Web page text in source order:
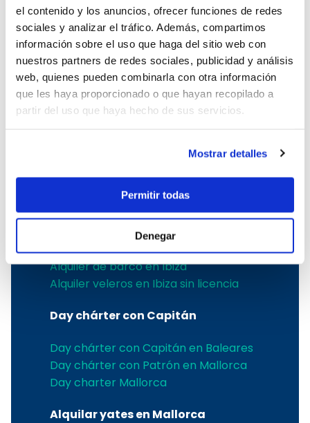
el contenido y los anuncios, ofrecer funciones de redes
sociales y analizar el tráfico. Además, compartimos
información sobre el uso que haga del sitio web con
nuestros partners de redes sociales, publicidad y análisis
web, quienes pueden combinarla con otra información
que les haya proporcionado o que hayan recopilado a
partir del uso que haya hecho de sus servicios.
Mostrar detalles
Permitir todas
Denegar
Alquiler de goletas en Croacia
Alquiler de goletas en Grecia
Alquiler de goletas en Italia
Alquilar barcos en Ibiza
Alquiler de yates en Ibiza
Alquiler de barcos en Ibiza
Alquiler de catamaranes en Ibiza
Ibiza barco alquiler
Alquiler de veleros en Ibiza
Alquiler barco Ibiza con patron
Alquiler de barcos en Ibiza baratos
Alquiler barco Ibiza
Alquiler de barco en Ibiza
Alquiler veleros en Ibiza sin licencia
Day chárter con Capitán
Day chárter con Capitán en Baleares
Day chárter con Patrón en Mallorca
Day charter Mallorca
Alquilar yates en Mallorca